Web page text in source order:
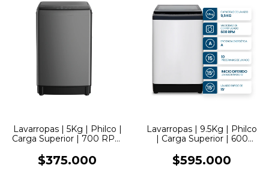
Lavarropas | 5Kg | Philco |
Carga Superior | 700 RPM
$375.000
Lavarropas | 9.5Kg | Philco
| Carga Superior | 600
$595.000